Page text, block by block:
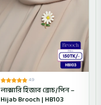
4.9
লাক্সারি হিজাব ব্রোচ/পিন –
Hijab Brooch | HB103